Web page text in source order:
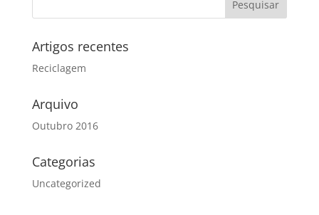
Artigos recentes
Reciclagem
Arquivo
Outubro 2016
Categorias
Uncategorized